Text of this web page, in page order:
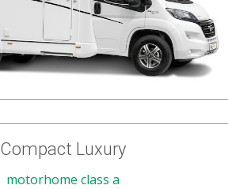
Compact Luxury
motorhome class a